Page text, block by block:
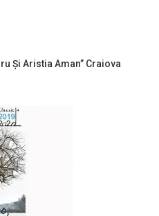
Şi Aristia Aman” Craiova